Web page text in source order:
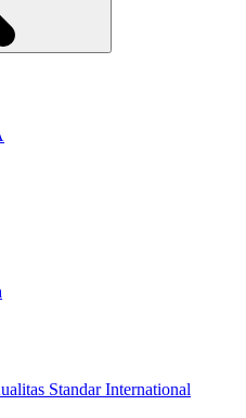
Standar International